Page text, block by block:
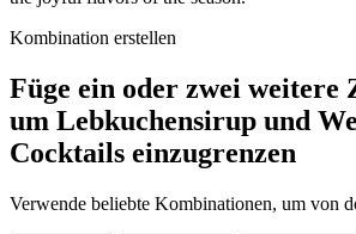
Kombination erstellen
Füge ein oder zwei weitere
um Lebkuchensirup und
Cocktails einzugrenzen
Verwende beliebte Kombinationen, um von